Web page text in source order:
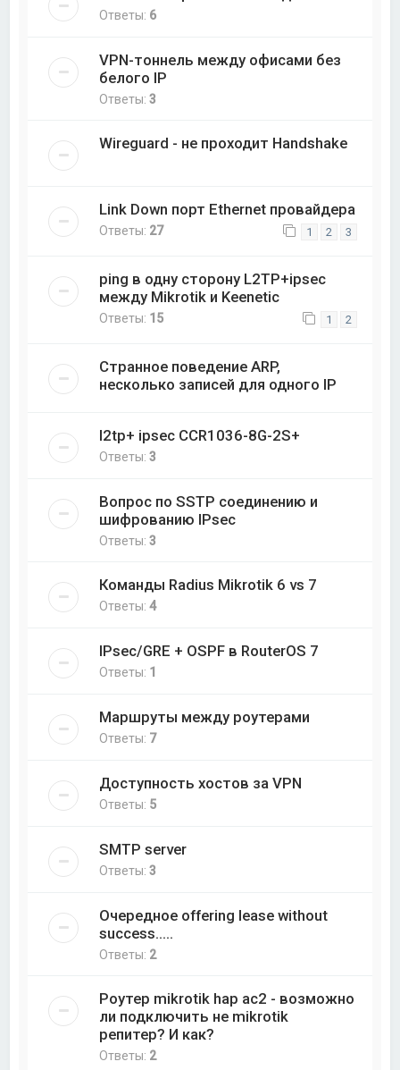
Ответы: 6
VPN-тоннель между офисами без
белого IP
Ответы:3
Wireguard - не проходит Handshake
Link Down порт Ethernet провайдера
Ответы: 27 1 2 3
ping в одну сторону L2TP+ipsec
между Mikrotik и Keenetic
Ответы: 15 1 2
Странное поведение ARP,
несколько записей для одного IP
l2tp+ ipsec CCR1036-8G-2S+
Ответы:3
Вопрос по SSTP соединению и
шифрованию IPsec
Ответы:3
Команды Radius Mikrotik 6 vs 7
Ответы:4
IPsec/GRE + OSPF в RouterOS 7
Ответы: 1
Маршруты между роутерами
Ответы: 7
Доступность хостов за VPN
Ответы: 5
SMTP server
Ответы:3
Очередное offering lease without
success.....
Ответы: 2
Роутер mikrotik hap ac2 - возможно
ли подключить не mikrotik
репитер? И как?
Ответы: 2